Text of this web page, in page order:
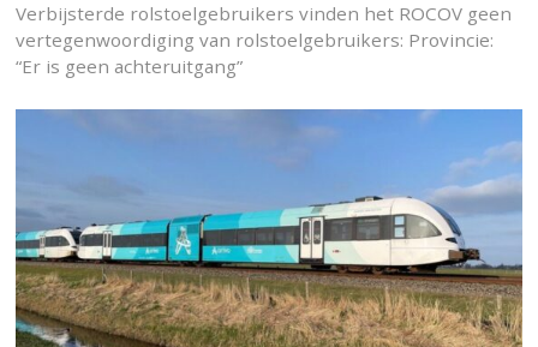
Verbijsterde rolstoelgebruikers vinden het ROCOV geen
vertegenwoordiging van rolstoelgebruikers: Provincie:
“Er is geen achteruitgang”